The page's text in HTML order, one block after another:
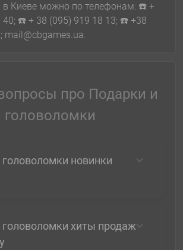
в Киеве можно по телефонам: ☎️ +
40; ☎️ + 38 (095) 919 18 13; ☎️ +38
mail@cbgames.ua.
про Подарки и
головоломки
новинки
хиты продаж